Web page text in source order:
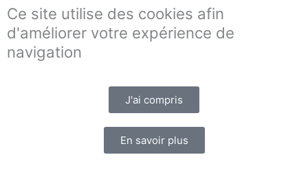
Ce site utilise des cookies afin
d'améliorer votre expérience de
navigation
J'ai compris
En savoir plus